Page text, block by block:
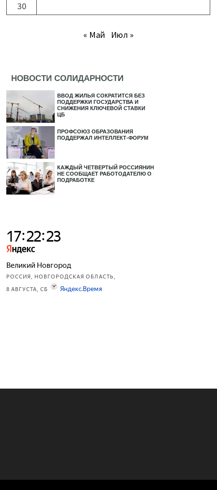
30
« Май Июл »
НОВОСТИ СОЛИДАРНОСТИ
ВВОД ЖИЛЬЯ СОКРАТИТСЯ БЕЗ
ПОДДЕРЖКИ ГОСУДАРСТВА И
СНИЖЕНИЯ КЛЮЧЕВОЙ СТАВКИ
ЦБ
ПРОФСОЮЗ ОБРАЗОВАНИЯ
ПОДДЕРЖАЛ ИНТЕЛЛЕКТ-ФОРУМ
КАЖДЫЙ ЧЕТВЕРТЫЙ РОССИЯНИН
НЕ СООБЩАЕТ РАБОТОДАТЕЛЮ О
ПОДРАБОТКЕ